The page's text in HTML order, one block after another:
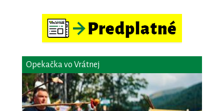
Opekačka vo Vrátnej